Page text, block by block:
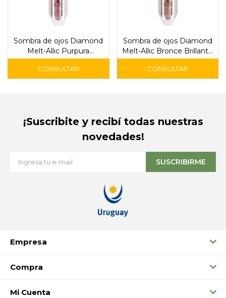
Sombra de ojos Diamond
Melt-Allic Purpura
Preciosa - Physicians
Sombra de ojos Diamond
Melt-Allic Bronce Brillante
- Physicians
Empresa
Compra
Mi Cuenta
¡Suscribite y recibí todas nuestras
novedades!
SUSCRIBIRME